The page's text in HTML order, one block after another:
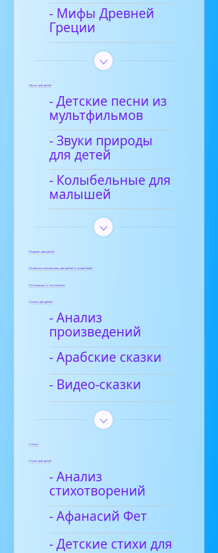
- Мифы Древней
Греции
Песни для детей
- Детские песни из
мультфильмов
- Звуки природы
для детей
- Колыбельные для
малышей
Поделки для детей
Полезные материалы для детей и родителей
Пословицы и поговорки
Сказки для детей
- Анализ
произведений
- Арабские сказки
- Видео-сказки
Статьи
Стихи для детей
- Анализ
стихотворений
- Афанасий Фет
- Детские стихи для